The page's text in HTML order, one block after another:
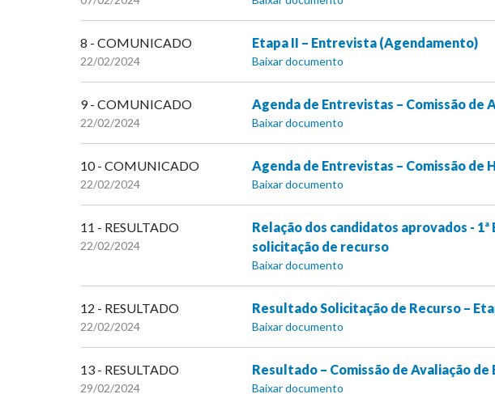
8 - COMUNICADO
22/02/2024
Etapa II – Entrevista (Agendamento)
Baixar documento
9 - COMUNICADO
22/02/2024
Agenda de Entrevistas – Comissão de
Baixar documento
10 - COMUNICADO
22/02/2024
Agenda de Entrevistas – Comissão de
Baixar documento
11 - RESULTADO
22/02/2024
Relação dos candidatos aprovados -
solicitação de recurso
Baixar documento
12 - RESULTADO
22/02/2024
Resultado Solicitação de Recurso –
Baixar documento
13 - RESULTADO
29/02/2024
Resultado – Comissão de Avaliação de
Baixar documento